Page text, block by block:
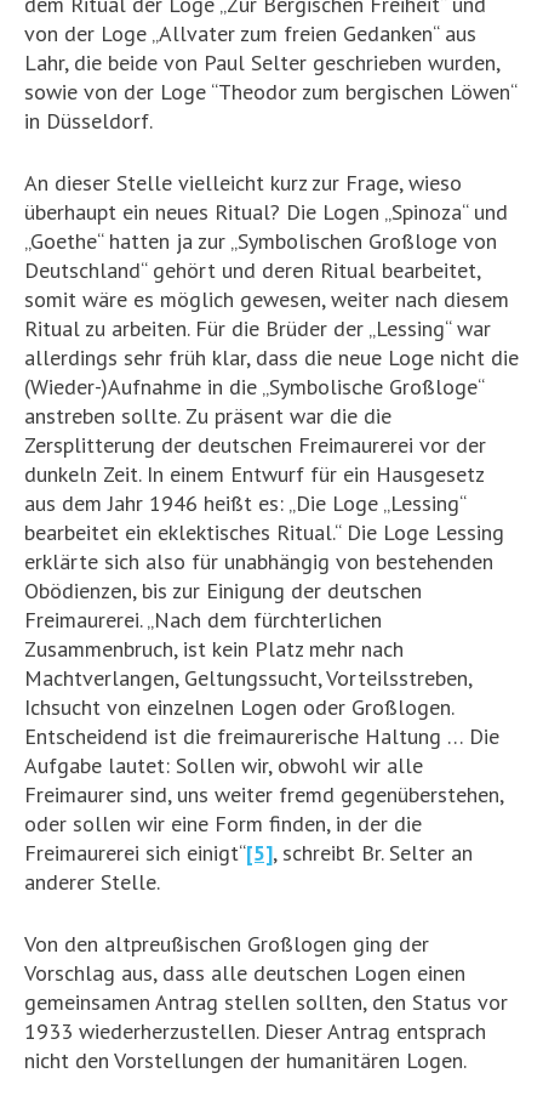
von der Loge „Allvater zum freien Gedanken“ aus
Lahr, die beide von Paul Selter geschrieben wurden,
sowie von der Loge “Theodor zum bergischen Löwen“
in Düsseldorf.
An dieser Stelle vielleicht kurz zur Frage, wieso
überhaupt ein neues Ritual? Die Logen „Spinoza“ und
„Goethe“ hatten ja zur „Symbolischen Großloge von
Deutschland“ gehört und deren Ritual bearbeitet,
somit wäre es möglich gewesen, weiter nach diesem
Ritual zu arbeiten. Für die Brüder der „Lessing“ war
allerdings sehr früh klar, dass die neue Loge nicht die
(Wieder-)Aufnahme in die „Symbolische Großloge“
anstreben sollte. Zu präsent war die die
Zersplitterung der deutschen Freimaurerei vor der
dunkeln Zeit. In einem Entwurf für ein Hausgesetz
aus dem Jahr 1946 heißt es: „Die Loge „Lessing“
bearbeitet ein eklektisches Ritual.“ Die Loge Lessing
erklärte sich also für unabhängig von bestehenden
Obödienzen, bis zur Einigung der deutschen
Freimaurerei. „Nach dem fürchterlichen
Zusammenbruch, ist kein Platz mehr nach
Machtverlangen, Geltungssucht, Vorteilsstreben,
Ichsucht von einzelnen Logen oder Großlogen.
Entscheidend ist die freimaurerische Haltung … Die
Aufgabe lautet: Sollen wir, obwohl wir alle
Freimaurer sind, uns weiter fremd gegenüberstehen,
oder sollen wir eine Form finden, in der die
Freimaurerei sich einigt“[5], schreibt Br. Selter an
anderer Stelle.
Von den altpreußischen Großlogen ging der
Vorschlag aus, dass alle deutschen Logen einen
gemeinsamen Antrag stellen sollten, den Status vor
1933 wiederherzustellen. Dieser Antrag entsprach
nicht den Vorstellungen der humanitären Logen.